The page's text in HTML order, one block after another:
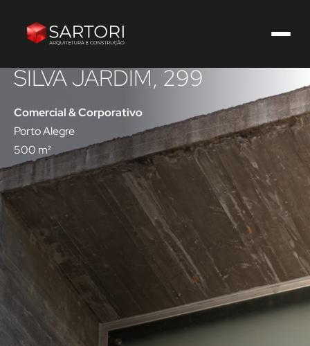
SILVA JARDIM, 299
Comercial & Corporativo
Porto Alegre
500 m²